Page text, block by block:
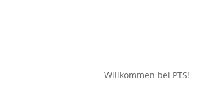
Willkommen bei PTS!